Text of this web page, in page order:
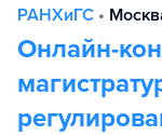
РАНХиГС •
Онлайн-